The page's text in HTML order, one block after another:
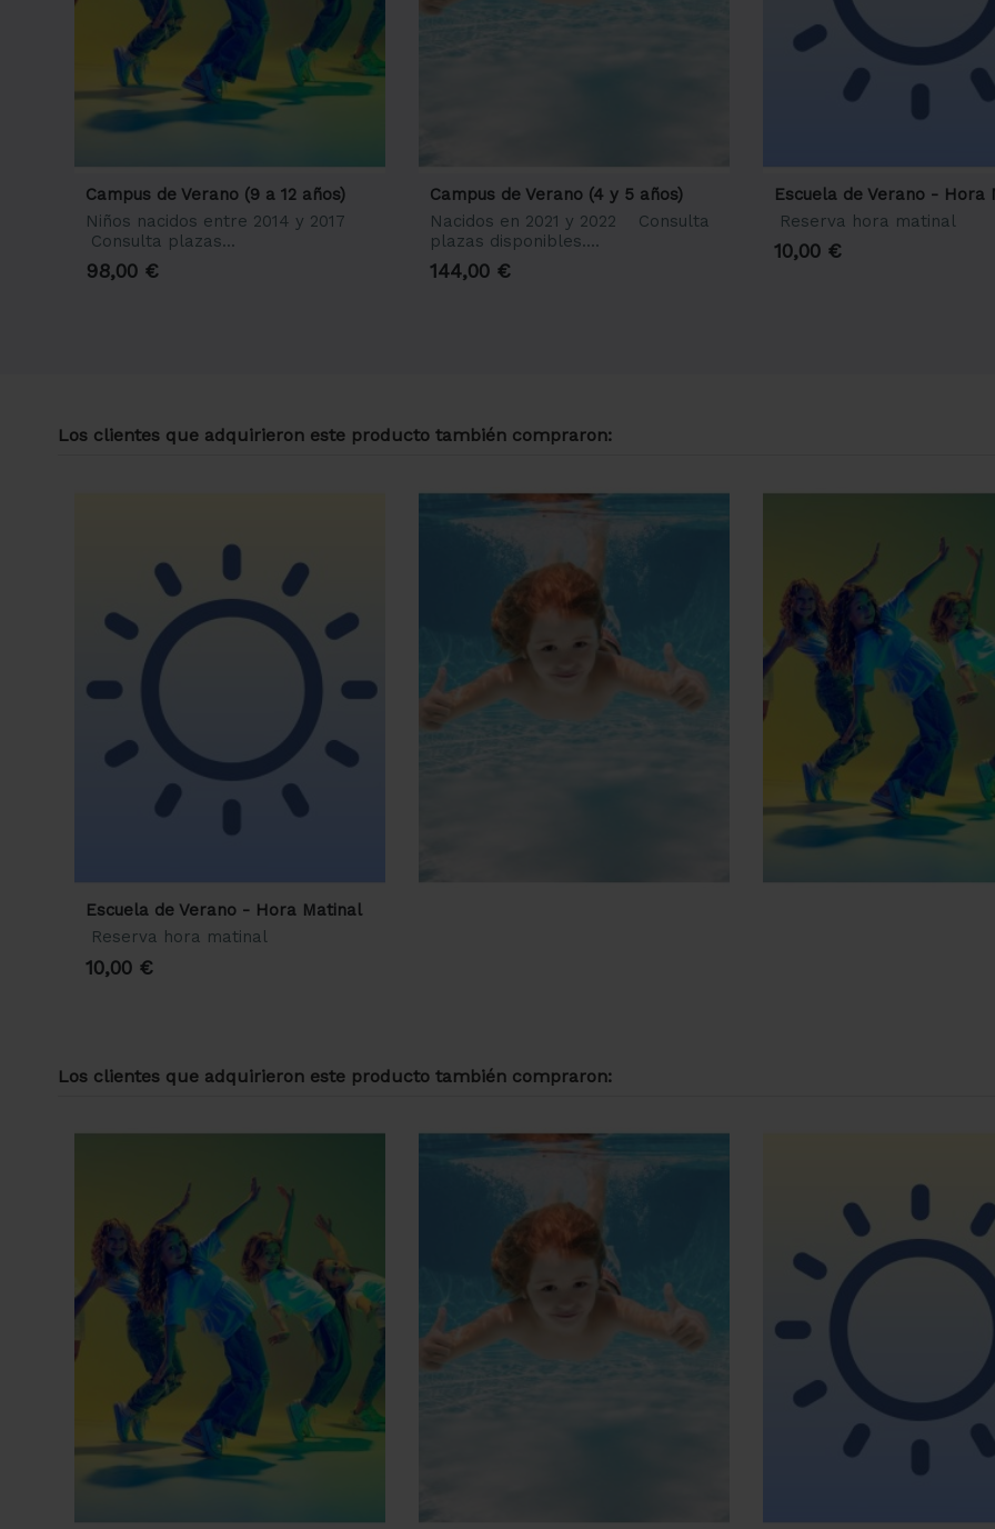
Campus de Verano (9 a 12 años)
Niños nacidos entre 2014 y 2017
Consulta plazas...
98,00 €
Campus de Verano (4 y 5 años)
Nacidos en 2021 y 2022 Consulta
plazas disponibles....
144,00 €
Escuela de Verano - Hora
Reserva hora matinal
10,00 €
Los clientes que adquirieron este producto también compraron:
Escuela de Verano - Hora Matinal
Reserva hora matinal
10,00 €
Los clientes que adquirieron este producto también compraron: